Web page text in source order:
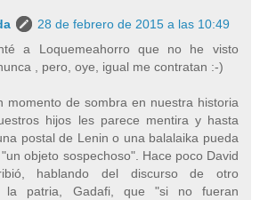
28 de febrero de 2015 a las 10:49
a Loquemeahorro que no he visto
, pero, oye, igual me contratan :-)
momento de sombra en nuestra historia
hijos les parece mentira y hasta
postal de Lenin o una balalaika pueda
objeto sospechoso". Hace poco David
hablando del discurso de otro
la patria, Gadafi, que "si no fueran